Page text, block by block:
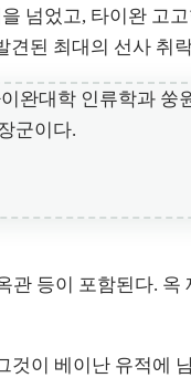
넘었고, 타이완 고
견된 최대의 선사 취
등이 포함된다.
이 베이난 유적에